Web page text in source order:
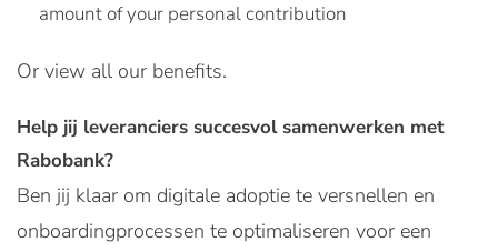
amount of your personal contribution
Or view all our benefits.
Help jij leveranciers succesvol samenwerken met
Rabobank?
Ben jij klaar om digitale adoptie te versnellen en
onboardingprocessen te optimaliseren voor een